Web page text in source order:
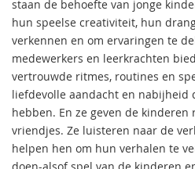
staan de behoefte van jonge
hun speelse creativiteit, hun
verkennen en om ervaringen te
medewerkers en leerkrachten
vertrouwde ritmes, routines en
liefdevolle aandacht en nabijheid
hebben. En ze geven de
vriendjes. Ze luisteren naar de
helpen hen om hun verhalen te